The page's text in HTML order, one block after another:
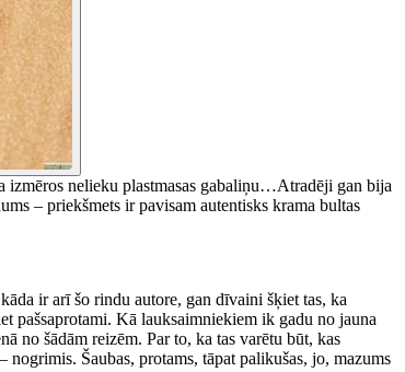
izmēros nelieku plastmasas gabaliņu…Atradēji gan bija
– priekšmets ir pavisam autentisks krama bultas
ir arī šo rindu autore, gan dīvaini šķiet tas, ka
pašsaprotami. Kā lauksaimniekiem ik gadu no jauna
no šādām reizēm. Par to, ka tas varētu būt, kas
nogrimis. Šaubas, protams, tāpat palikušas, jo, mazums